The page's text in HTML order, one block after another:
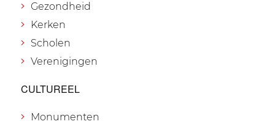
Gezondheid
Kerken
Scholen
Verenigingen
CULTUREEL
Monumenten